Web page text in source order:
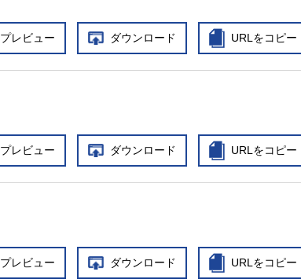
プレビュー ダウンロード URLをコピー
プレビュー ダウンロード URLをコピー
プレビュー ダウンロード URLをコピー